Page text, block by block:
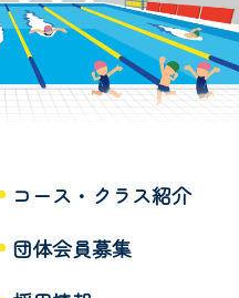
コース・クラス紹介
団体会員募集